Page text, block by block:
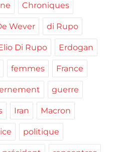
Chroniques
Wever di Rupo
Di Rupo Erdogan
femmes France
guerre
Iran Macron
politique